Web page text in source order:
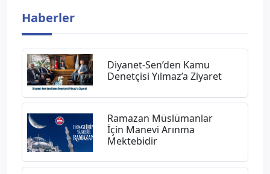
Haberler
Diyanet-Sen’den Kamu
Denetçisi Yılmaz’a Ziyaret
Ramazan Müslümanlar
İçin Manevi Arınma
Mektebidir